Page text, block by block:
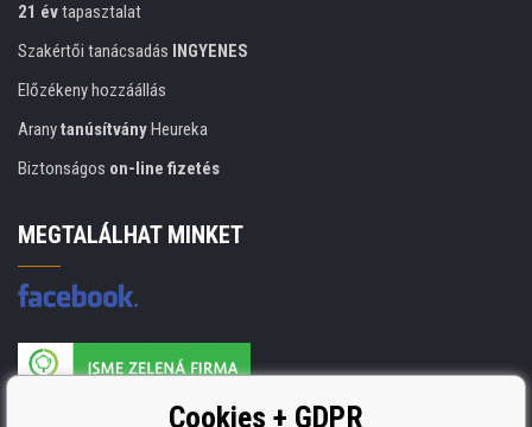
21 évtapasztalat
Szakértői tanácsadás INGYENES
Előzékeny hozzáállás
AranytanúsítványHeureka
Biztonságos on-line fizetés
MEGTALÁLHAT MINKET
A nyomtatási kellékek gyártója ISO 9001 tanúsítvánnyal rendelkezik
Cookies + GDPR